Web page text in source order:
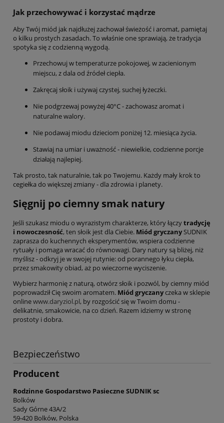
Jak przechowywać i korzystać mądrze
Aby Twój miód jak najdłużej zachował świeżość i aromat, pamiętaj
o kilku prostych zasadach. To właśnie one sprawiają, że tradycja
spotyka się z codzienną wygodą.
Przechowuj w temperaturze pokojowej, w zacienionym
miejscu, z dala od źródeł ciepła.
Zakręcaj słoik i używaj czystej, suchej łyżeczki.
Nie podgrzewaj powyżej 40°C - zachowasz aromat i
naturalne walory.
Nie podawaj miodu dzieciom poniżej 12. miesiąca życia.
Stawiaj na umiar i uważność - niewielkie, codzienne porcje
działają najlepiej.
Tak prosto, tak naturalnie, tak po Twojemu. Każdy mały krok to
cegiełka do większej zmiany - dla zdrowia i planety.
Sięgnij po ciemny smak natury
Jeśli szukasz miodu o wyrazistym charakterze, który łączytradycję
i nowoczesność, ten słoik jest dla Ciebie. Miód gryczanySUDNIK
zaprasza do kuchennych eksperymentów, wspiera codzienne
rytuały i pomaga wracać do równowagi. Dary natury są bliżej, niż
myślisz - odkryj je w swojej rutynie: od porannego łyku ciepła,
przez smakowity obiad, aż po wieczorne wyciszenie.
Wybierz harmonię z naturą, otwórz słoik i pozwól, by ciemny miód
poprowadził Cię swoim aromatem. Miód gryczanyczeka w sklepie
onlinewww.daryziol.pl, by rozgościć się w Twoim domu -
delikatnie, smakowicie, na co dzień. Razem idziemy w stronę
prostoty i dobra.
Bezpieczeństwo
Producent
Rodzinne Gospodarstwo Pasieczne SUDNIK sc
Bolków
Sady Górne 43A/2
59-420 Bolków, Polska